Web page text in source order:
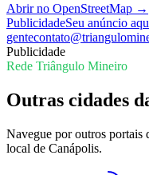
Abrir no OpenStreetMap →
PublicidadeSeu anúncio
gente
Publicidade
Rede Triângulo Mineiro
Outras cidades
Navegue por outros portais
local de Canápolis.